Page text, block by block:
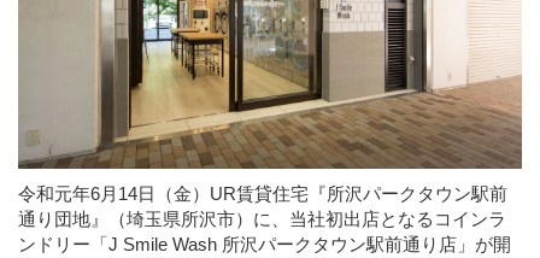
令和元年6月14日（金）UR賃貸住宅『所沢パークタウン駅前
通り団地』（埼玉県所沢市）に、当社初出店となるコインラ
ンドリー「J Smile Wash 所沢パークタウン駅前通り店」が開